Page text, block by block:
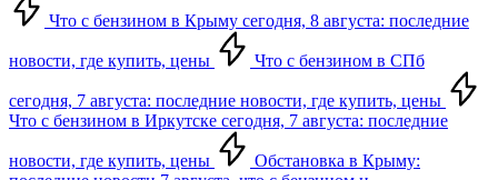
Что с бензином в Крыму сегодня, 8 августа: последние
новости, где купить, цены Что с бензином в СПб
сегодня, 7 августа: последние новости, где купить, цены
Что с бензином в Иркутске сегодня, 7 августа: последние
новости, где купить, цены
Обстановка в Крыму: